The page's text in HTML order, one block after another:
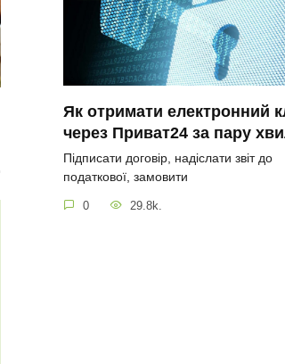
Як отримати електронний
через Приват24 за пару
Підписати договір, надіслати звіт до
податкової, замовити
0 29.8k.